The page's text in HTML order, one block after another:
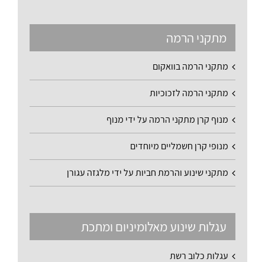
מתקני הרמה
מתקני הרמה בוואקום
מתקני הרמה לזכוכיות
מנוף קרן מתקני הרמה על ידי מנוף
מנופי קרן חשמליים מיוחדים
מתקני שינוע והרמת חביות על ידי מלגזה עגורן
עגלות שינוע מאלומיניום ומתכת
עגלות כלוב רשת